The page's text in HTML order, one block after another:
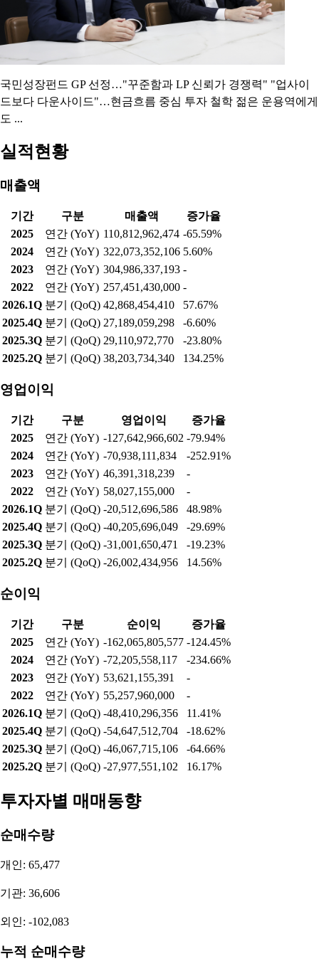
국민성장펀드 GP 선정…"꾸준함과 LP 신뢰가 경쟁력" "업사이
드보다 다운사이드"…현금흐름 중심 투자 철학 젊은 운용역에게
도 ...
실적현황
매출액
기간 구분 매출액
증가율
2025
연간 (YoY) 110,812,962,474 -65.59%
2024
연간 (YoY) 322,073,352,106 5.60%
2023
연간 (YoY) 304,986,337,193 -
2022
연간 (YoY) 257,451,430,000 -
2026.1Q 분기 (QoQ) 42,868,454,410
57.67%
2025.4Q 분기 (QoQ) 27,189,059,298
-6.60%
2025.3Q 분기 (QoQ) 29,110,972,770
-23.80%
2025.2Q 분기 (QoQ) 38,203,734,340 134.25%
영업이익
기간 구분 영업이익
증가율
2025
연간 (YoY) -127,642,966,602 -79.94%
2024
연간 (YoY) -70,938,111,834
-252.91%
2023
연간 (YoY) 46,391,318,239
-
2022
연간 (YoY) 58,027,155,000
-
2026.1Q 분기 (QoQ) -20,512,696,586
48.98%
2025.4Q 분기 (QoQ) -40,205,696,049
-29.69%
2025.3Q 분기 (QoQ) -31,001,650,471
-19.23%
2025.2Q 분기 (QoQ) -26,002,434,956 14.56%
순이익
기간 구분 순이익
증가율
2025
연간 (YoY) -162,065,805,577 -124.45%
2024
연간 (YoY) -72,205,558,117
-234.66%
2023
연간 (YoY) 53,621,155,391
-
2022
연간 (YoY) 55,257,960,000
-
2026.1Q 분기 (QoQ) -48,410,296,356
11.41%
2025.4Q 분기 (QoQ) -54,647,512,704
-18.62%
2025.3Q 분기 (QoQ) -46,067,715,106
-64.66%
2025.2Q 분기 (QoQ) -27,977,551,102 16.17%
투자자별 매매동향
순매수량
개인: 65,477
기관: 36,606
외인: -102,083
누적 순매수량